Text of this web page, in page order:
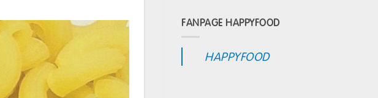
FANPAGE HAPPYFOOD
HAPPYFOOD